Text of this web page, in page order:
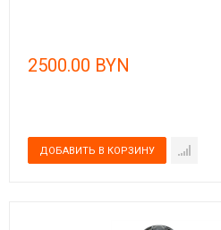
2500.00 BYN